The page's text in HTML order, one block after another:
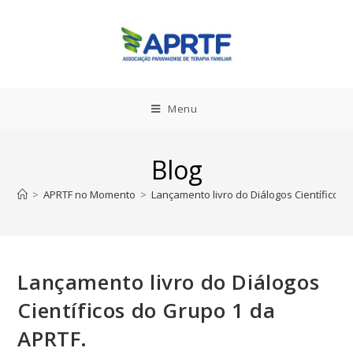
Menu
Blog
> APRTF no Momento > Lançamento livro do Diálogos Científicos
Lançamento livro do Diálogos
Científicos do Grupo 1 da
APRTF.